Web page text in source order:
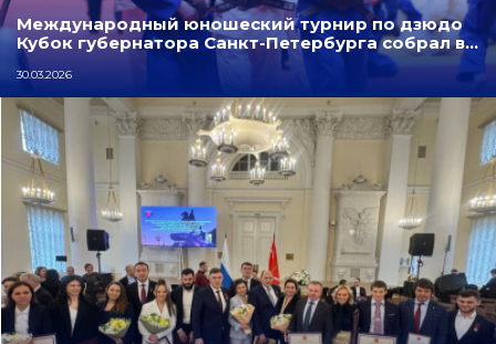
Международный юношеский турнир по дзюдо
Кубок губернатора Санкт-Петербурга собрал в…
30.03.2026